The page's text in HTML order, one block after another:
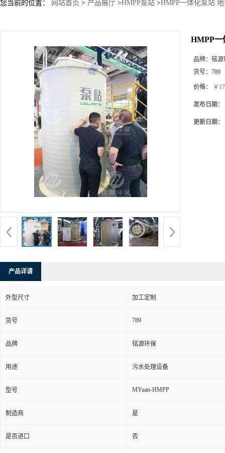
您当前的位置： 网站首页 > 产品展厅 >HMPP泵站 >HMPP一体化泵站
HMPP一
品牌： 铭源
货号： 789
价格： ￥
发布日期：
更新日期：
产品详请
外型尺寸 加工定制
货号 789
品牌 铭源环保
用途 污水处理设备
型号 MYuan-HMPP
制造商 是
是否进口 否